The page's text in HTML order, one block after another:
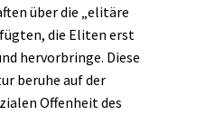
über die „elitäre
die Eliten erst
hervorbringe. Diese
beruhe auf der
Offenheit des